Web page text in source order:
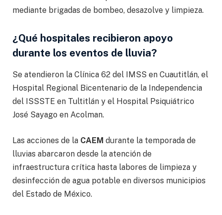
mediante brigadas de bombeo, desazolve y limpieza.
¿Qué hospitales recibieron apoyo
durante los eventos de lluvia?
Se atendieron la Clínica 62 del IMSS en Cuautitlán, el
Hospital Regional Bicentenario de la Independencia
del ISSSTE en Tultitlán y el Hospital Psiquiátrico
José Sayago en Acolman.
Las acciones de la CAEM durante la temporada de
lluvias abarcaron desde la atención de
infraestructura crítica hasta labores de limpieza y
desinfección de agua potable en diversos municipios
del Estado de México.